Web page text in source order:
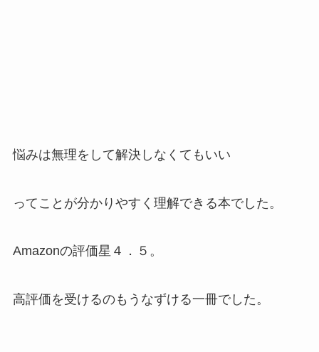
悩みは無理をして解決しなくてもいい
ってことが分かりやすく理解できる本でした。
Amazonの評価星４．５。
高評価を受けるのもうなずける一冊でした。